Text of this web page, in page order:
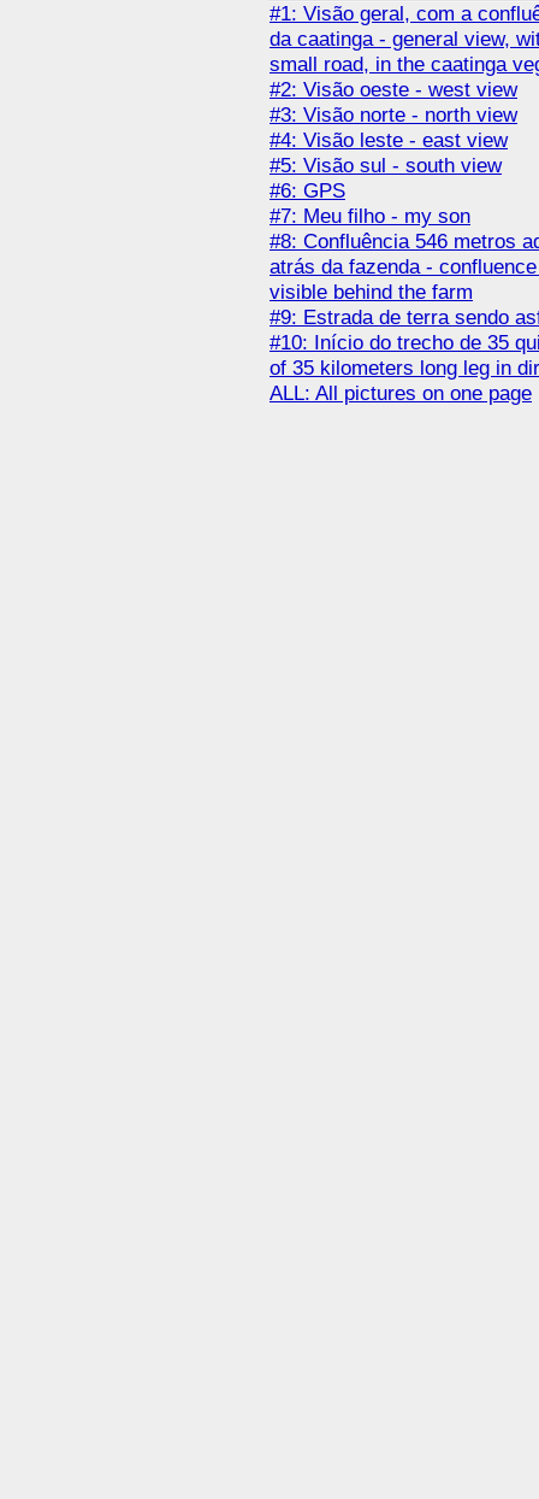
#1: Visão geral, com a
da caatinga - general view,
small road, in the caatinga
#2: Visão oeste - west view
#3: Visão norte - north view
#4: Visão leste - east view
#5: Visão sul - south view
#6: GPS
#7: Meu filho - my son
#8: Confluência 546 metros
atrás da fazenda -
visible behind the farm
#9: Estrada de terra sendo
#10: Início do trecho de 35
of 35 kilometers long leg in
ALL: All pictures on one page